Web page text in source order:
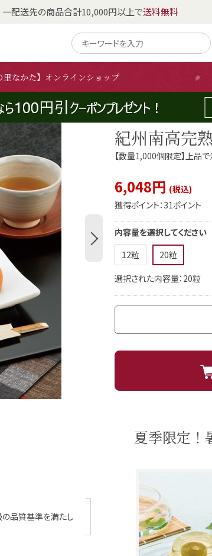
なかた】オンラインショップ
一配送先の商品合計10,000円以上で送料無料
品質基準を満たし
【数量1,000個限定】上品
紀州南高完
6,048円
獲得ポイント： 31ポイント
内容量を選択してください
12粒
20粒
選択された内容量：20粒
夏季限定！